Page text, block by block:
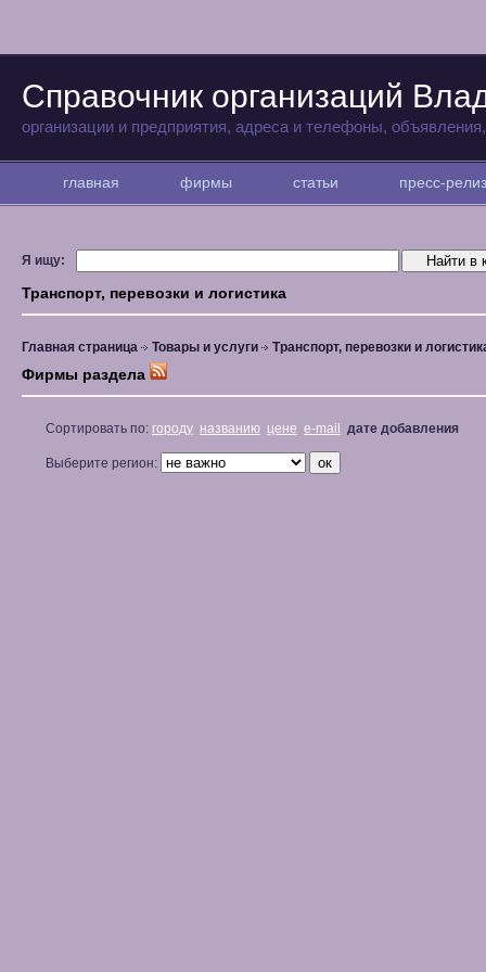
Справочник организаций
организации и предприятия, адреса и телефоны,
главная фирмы статьи пресс-
Я ищу:
Транспорт, перевозки и логистика
Главная страница Товары и услуги Транспорт, перевозки и
Фирмы раздела
Сортировать по: городу названию цене e-mail дате добавления
Выберите регион: